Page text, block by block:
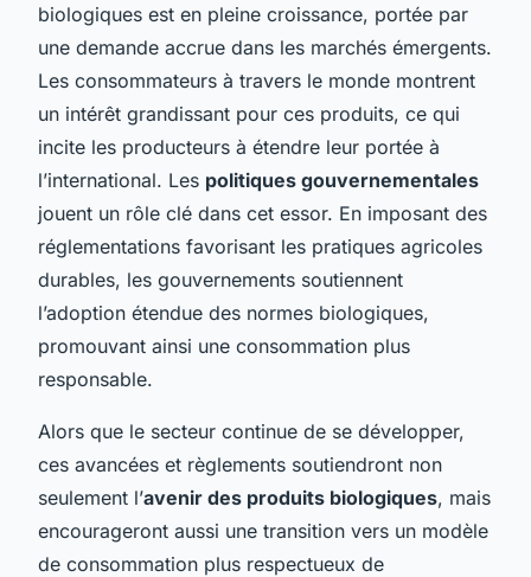
biologiques est en pleine croissance, portée par
une demande accrue dans les marchés émergents.
Les consommateurs à travers le monde montrent
un intérêt grandissant pour ces produits, ce qui
incite les producteurs à étendre leur portée à
l’international. Les politiques gouvernementales
jouent un rôle clé dans cet essor. En imposant des
réglementations favorisant les pratiques agricoles
durables, les gouvernements soutiennent
l’adoption étendue des normes biologiques,
promouvant ainsi une consommation plus
responsable.
Alors que le secteur continue de se développer,
ces avancées et règlements soutiendront non
seulement l’avenir des produits biologiques, mais
encourageront aussi une transition vers un modèle
de consommation plus respectueux de